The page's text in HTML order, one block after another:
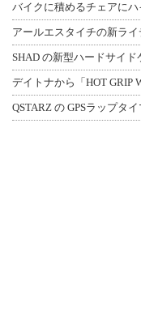
SHAD の新型ハードサイド
デイトナから「HOT GRIP
QSTARZ の GPSラップタ